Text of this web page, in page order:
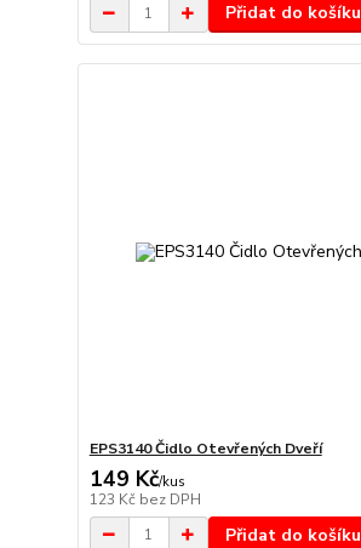
Přidat do košíku
EPS3140 Čidlo Otevřených Dveří
149 Kč/kus
123 Kč bez DPH
Přidat do košíku